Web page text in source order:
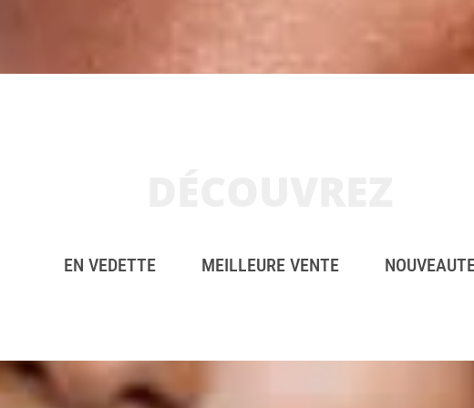
EN VEDETTE MEILLEURE VENTE